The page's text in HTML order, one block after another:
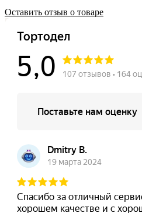
Оставить отзыв о товаре